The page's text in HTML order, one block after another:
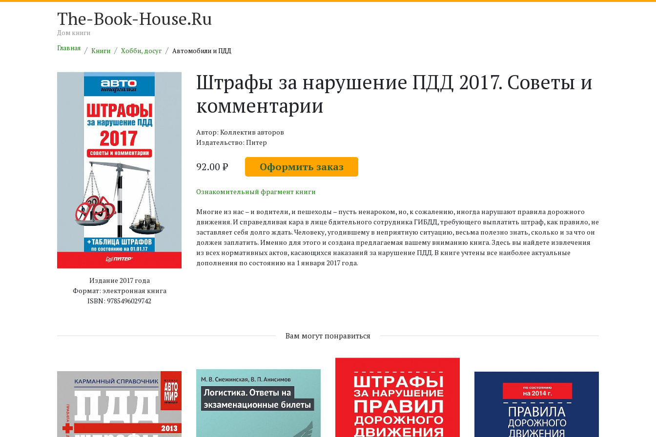
The-Book-House.Ru
Дом книги
Главная
Книги Хобби, досуг Автомобили и ПДД
Издание 2017 года
Формат: электронная книга
ISBN: 9785496029742
Штрафы за нарушение ПДД 2017. Советы и
комментарии
Автор: Коллектив авторов
Издательство: Питер
92.00 ₽ Оформить заказ
Ознакомительный фрагмент книги
Многие из нас – и водители, и пешеходы – пусть ненароком, но, к сожалению, иногда нарушают правила дорожного
движения. И справедливая кара в лице бдительного сотрудника ГИБДД, требующего выплатить штраф, как правило, не
заставляет себя долго ждать. Человеку, угодившему в неприятную ситуацию, весьма полезно знать, сколько и за что он
должен заплатить. Именно для этого и создана предлагаемая вашему вниманию книга. Здесь вы найдете извлечения
из всех нормативных актов, касающихся наказаний за нарушение ПДД. В книге учтены все наиболее актуальные
дополнения по состоянию на 1 января 2017 года.
Вам могут понравиться